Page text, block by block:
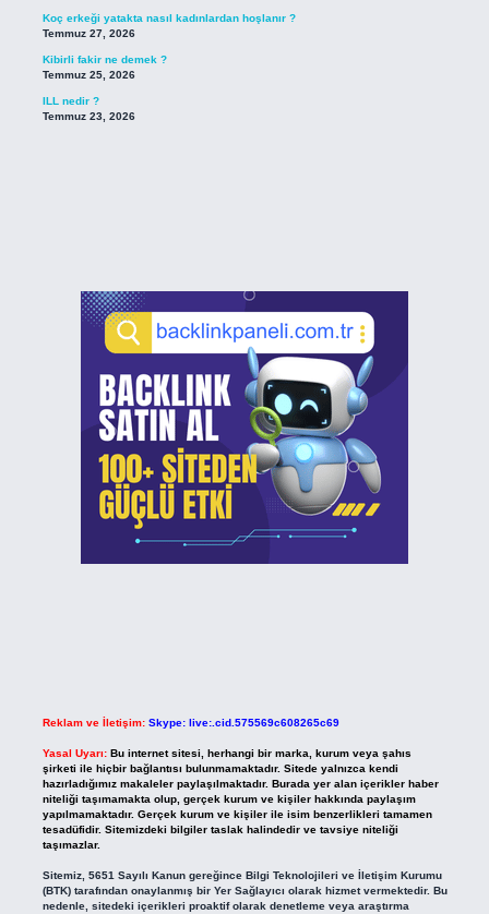
Koç erkeği yatakta nasıl kadınlardan hoşlanır ?
Temmuz 27, 2026
Kibirli fakir ne demek ?
Temmuz 25, 2026
ILL nedir ?
Temmuz 23, 2026
Reklam ve İletişim: Skype: live:.cid.575569c608265c69
Yasal Uyarı: Bu internet sitesi, herhangi bir marka, kurum veya şahıs
şirketi ile hiçbir bağlantısı bulunmamaktadır. Sitede yalnızca kendi
hazırladığımız makaleler paylaşılmaktadır. Burada yer alan içerikler haber
niteliği taşımamakta olup, gerçek kurum ve kişiler hakkında paylaşım
yapılmamaktadır. Gerçek kurum ve kişiler ile isim benzerlikleri tamamen
tesadüfidir. Sitemizdeki bilgiler taslak halindedir ve tavsiye niteliği
taşımazlar.
Sitemiz, 5651 Sayılı Kanun gereğince Bilgi Teknolojileri ve İletişim Kurumu
(BTK) tarafından onaylanmış bir Yer Sağlayıcı olarak hizmet vermektedir. Bu
nedenle, sitedeki içerikleri proaktif olarak denetleme veya araştırma